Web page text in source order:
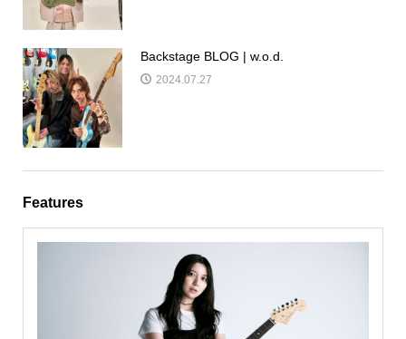
Backstage BLOG | w.o.d.
2024.07.27
Features